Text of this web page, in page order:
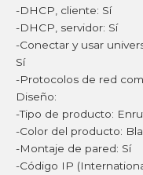
-DHCP, cliente: Sí
-DHCP, servidor: Sí
-Conectar y usar
Sí
-Protocolos de red
Diseño:
-Tipo de producto:
-Color del producto:
-Montaje de pared: Sí
-Código IP